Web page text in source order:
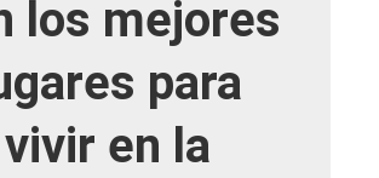
los mejores
para
vivir en la